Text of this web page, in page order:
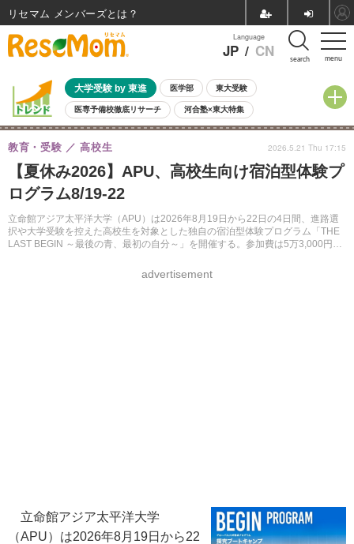
menu
Language
JP / CN search
大学受験 by 東進 医学部 東大受験
医専予備校徹底リサーチ 河合塾×東大特集
親子で考える大学選び 高校受験 中学受験 小学校受験
共通テスト 夏休み
8月開催イベント・WS 全国公立高校 過去問 人気記事
自由研究教材（小学生向け）
【夏休み2026】APU、高校生向け宿泊型体験プ
ログラム8/19-22
立命館アジア太平洋大学（APU）は2026年8月19日から22日の4日間、進路選
択や大学受験を控えた高校生を対象とした独自の宿泊型体験プログラム「THE
LAST BEGIN ～最後の青、最初の自分～」を開催する。参加費は5万3,000円、
教育・受験 高校生
advertisement
2026.5.21 Thu 17:15
立命館アジア太平洋大学
（APU）は2026年8月19日から22
リセマム メンバーズ